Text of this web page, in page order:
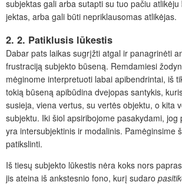
subjektas gali arba sutapti su tuo pačiu
jektas, arba gali būti nepriklausomas atlikėjas.
2. 2. Patiklusis lūkestis
Dabar pats laikas sugrįžti atgal ir panagrinėti
frustraciją subjekto būseną. Remdamiesi
mėginome interpretuoti labai apibendrintai, iš
tokią būseną apibūdina dvejopas santykis,
susieja, viena vertus, su vertės objektu, o kita
subjektu. Iki šiol apsiribojome pasakydami, jog
yra intersubjektinis ir modalinis. Pamėginsime
patikslinti.
Iš tiesų subjekto lūkestis nėra koks nors
jis ateina iš ankstesnio fono, kurį sudaro